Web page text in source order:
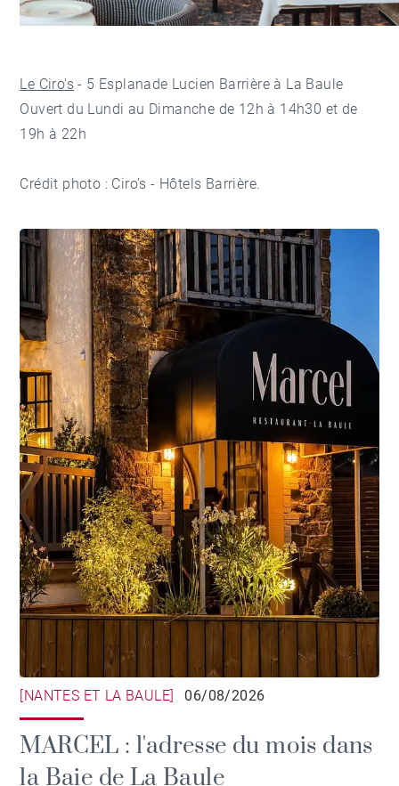
Le Ciro's - 5 Esplanade Lucien Barrière à La Baule
Ouvert du Lundi au Dimanche de 12h à 14h30 et de
19h à 22h
Crédit photo : Ciro's - Hôtels Barrière.
[NANTES ET LA BAULE] 06/08/2026
MARCEL : l'adresse du mois dans
la Baie de La Baule